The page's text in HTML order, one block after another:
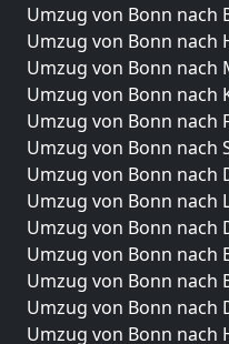
Umzug von Bonn nach
Umzug von Bonn nach
Umzug von Bonn nach
Umzug von Bonn nach
Umzug von Bonn nach
Umzug von Bonn nach
Umzug von Bonn nach
Umzug von Bonn nach
Umzug von Bonn nach
Umzug von Bonn nach
Umzug von Bonn nach
Umzug von Bonn nach
Umzug von Bonn nach